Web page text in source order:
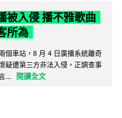
被入侵 播不雅歌曲
所為
個車站，8 月 4 日廣播系統離奇
疑遭第三方非法入侵，正調查事
...
閱讀全文